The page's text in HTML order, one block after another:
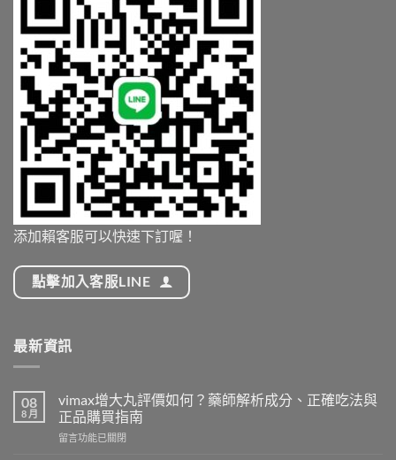
與
正
品
購
買
指
南〉
中
Oral
Jelly
正
確
吃
法
與
7
種
口
辨
正
品
吃
法〉
添加賴客服可以快速下訂喔！
點擊加入客服LINE
最新資訊
08
8 月
vimax增大丸評價如何？藥師解析成分、正確吃法與
正品購買指南
在
留言功能已關閉